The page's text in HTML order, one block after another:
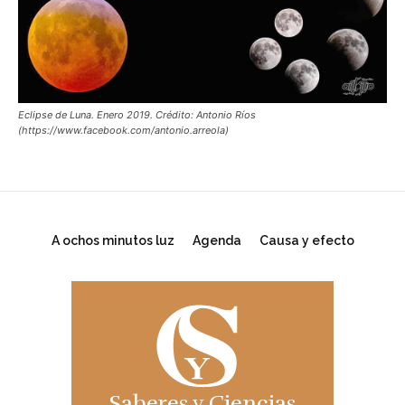
Eclipse de Luna. Enero 2019. Crédito: Antonio Ríos
(https://www.facebook.com/antonio.arreola)
A ochos minutos luz Agenda Causa y efecto